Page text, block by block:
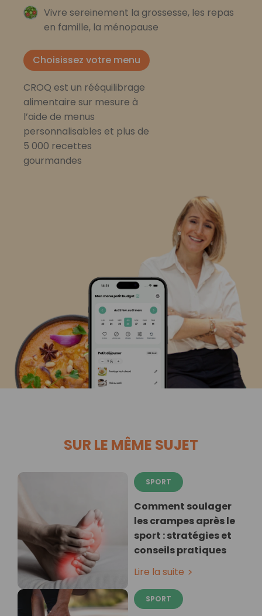
Vivre sereinement la grossesse, les repas
en famille, la ménopause
Choisissez votre menu
CROQ est un rééquilibrage
alimentaire sur mesure à
l’aide de menus
personnalisables et plus de
5 000 recettes
gourmandes
SUR LE MÊME SUJET
SPORT
Comment soulager
les crampes après le
sport : stratégies et
conseils pratiques
Lire la suite
SPORT